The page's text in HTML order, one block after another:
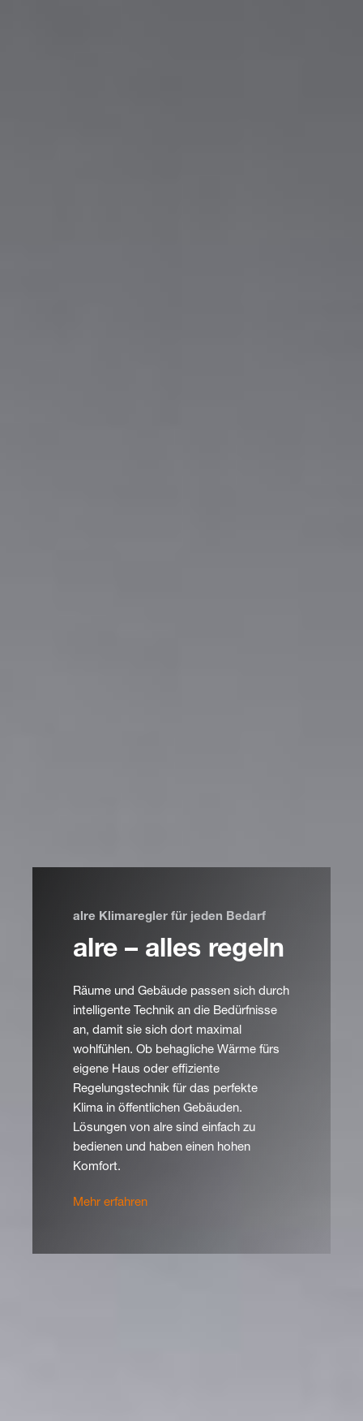
alre Klimaregler für jeden Bedarf
alre – alles regeln
Räume und Gebäude passen sich durch
intelligente Technik an die Bedürfnisse
an, damit sie sich dort maximal
wohlfühlen. Ob behagliche Wärme fürs
eigene Haus oder effiziente
Regelungstechnik für das perfekte
Klima in öffentlichen Gebäuden.
Lösungen von alre sind einfach zu
bedienen und haben einen hohen
Komfort.
Mehr erfahren